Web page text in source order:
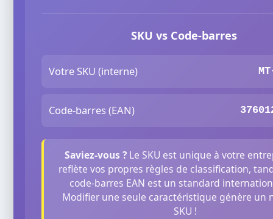
SKU vs Code-barres
Votre SKU (interne)
Code-barres (EAN)
Saviez-vous ? Le SKU est unique à votre
reflète vos propres règles de classification,
code-barres EAN est un standard
Modifier une seule caractéristique génère un
SKU !